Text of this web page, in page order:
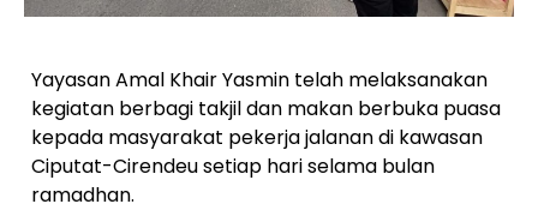
Yayasan Amal Khair Yasmin telah melaksanakan
kegiatan berbagi takjil dan makan berbuka puasa
kepada masyarakat pekerja jalanan di kawasan
Ciputat-Cirendeu setiap hari selama bulan
ramadhan.